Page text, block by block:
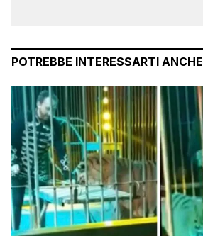
POTREBBE INTERESSARTI ANCHE